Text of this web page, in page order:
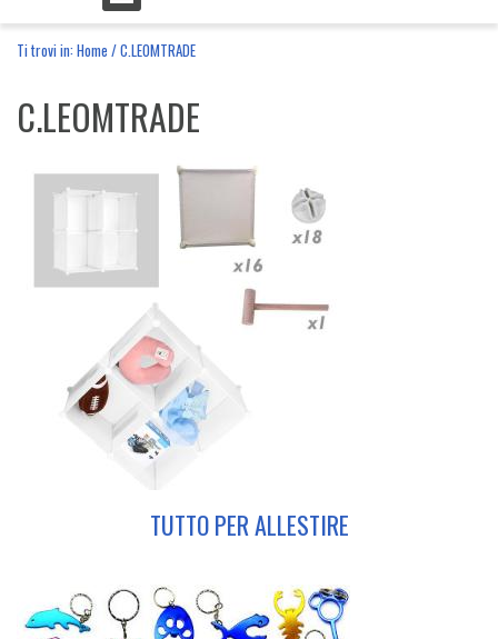
Ti trovi in: Home /C.LEOMTRADE
C.LEOMTRADE
TUTTO PER ALLESTIRE